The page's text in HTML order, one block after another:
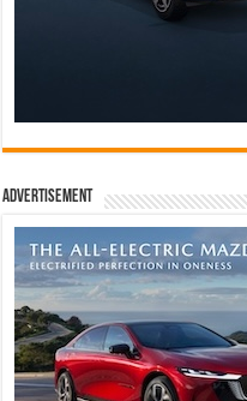
Advertisement